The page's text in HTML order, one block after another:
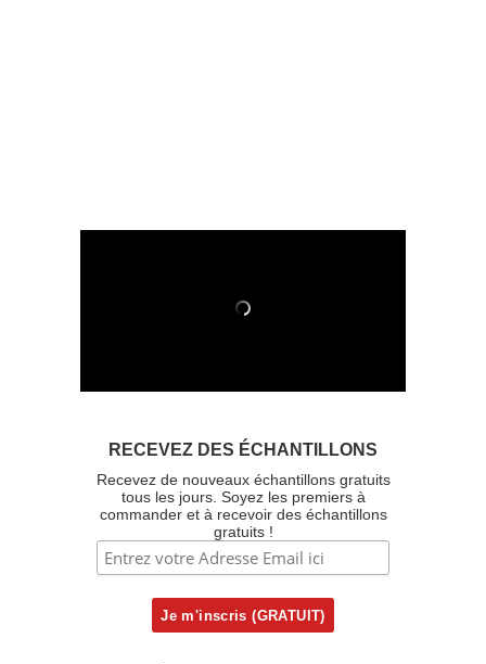
RECEVEZ DES ÉCHANTILLONS
Recevez de nouveaux échantillons gratuits
tous les jours. Soyez les premiers à
commander et à recevoir des échantillons
gratuits !